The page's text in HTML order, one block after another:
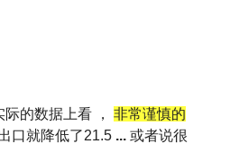
的数据上看 ， 非常谨慎的
口就降低了21.5 ... 或者说很